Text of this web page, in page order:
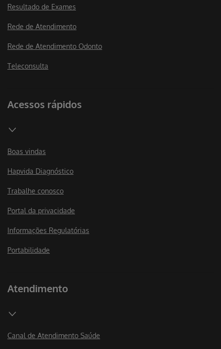
Resultado de Exames
Rede de Atendimento
Rede de Atendimento Odonto
Teleconsulta
Acessos rápidos
Boas vindas
Hapvida Diagnóstico
Trabalhe conosco
Portal da privacidade
Informações Regulatórias
Portabilidade
Atendimento
Canal de Atendimento Saúde